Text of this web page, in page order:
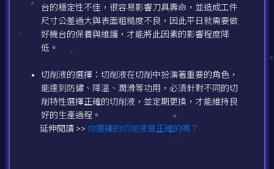
台的穩定性不佳，很容易影響刀具壽命，並造成工件
尺寸公差過大與表面粗糙度不良，因此平日就需要做
好機台的保養與維護，才能將此因素的影響程度降
低。
切削液的選擇：切削液在切削中扮演著重要的角色，
能達到防鏽、降溫、潤滑等功用，必須針對不同的切
削特性選擇正確的切削液，並定期更換，才能維持良
好的生產過程。
延伸閱讀 >> 你選擇的切削液是正確的嗎？